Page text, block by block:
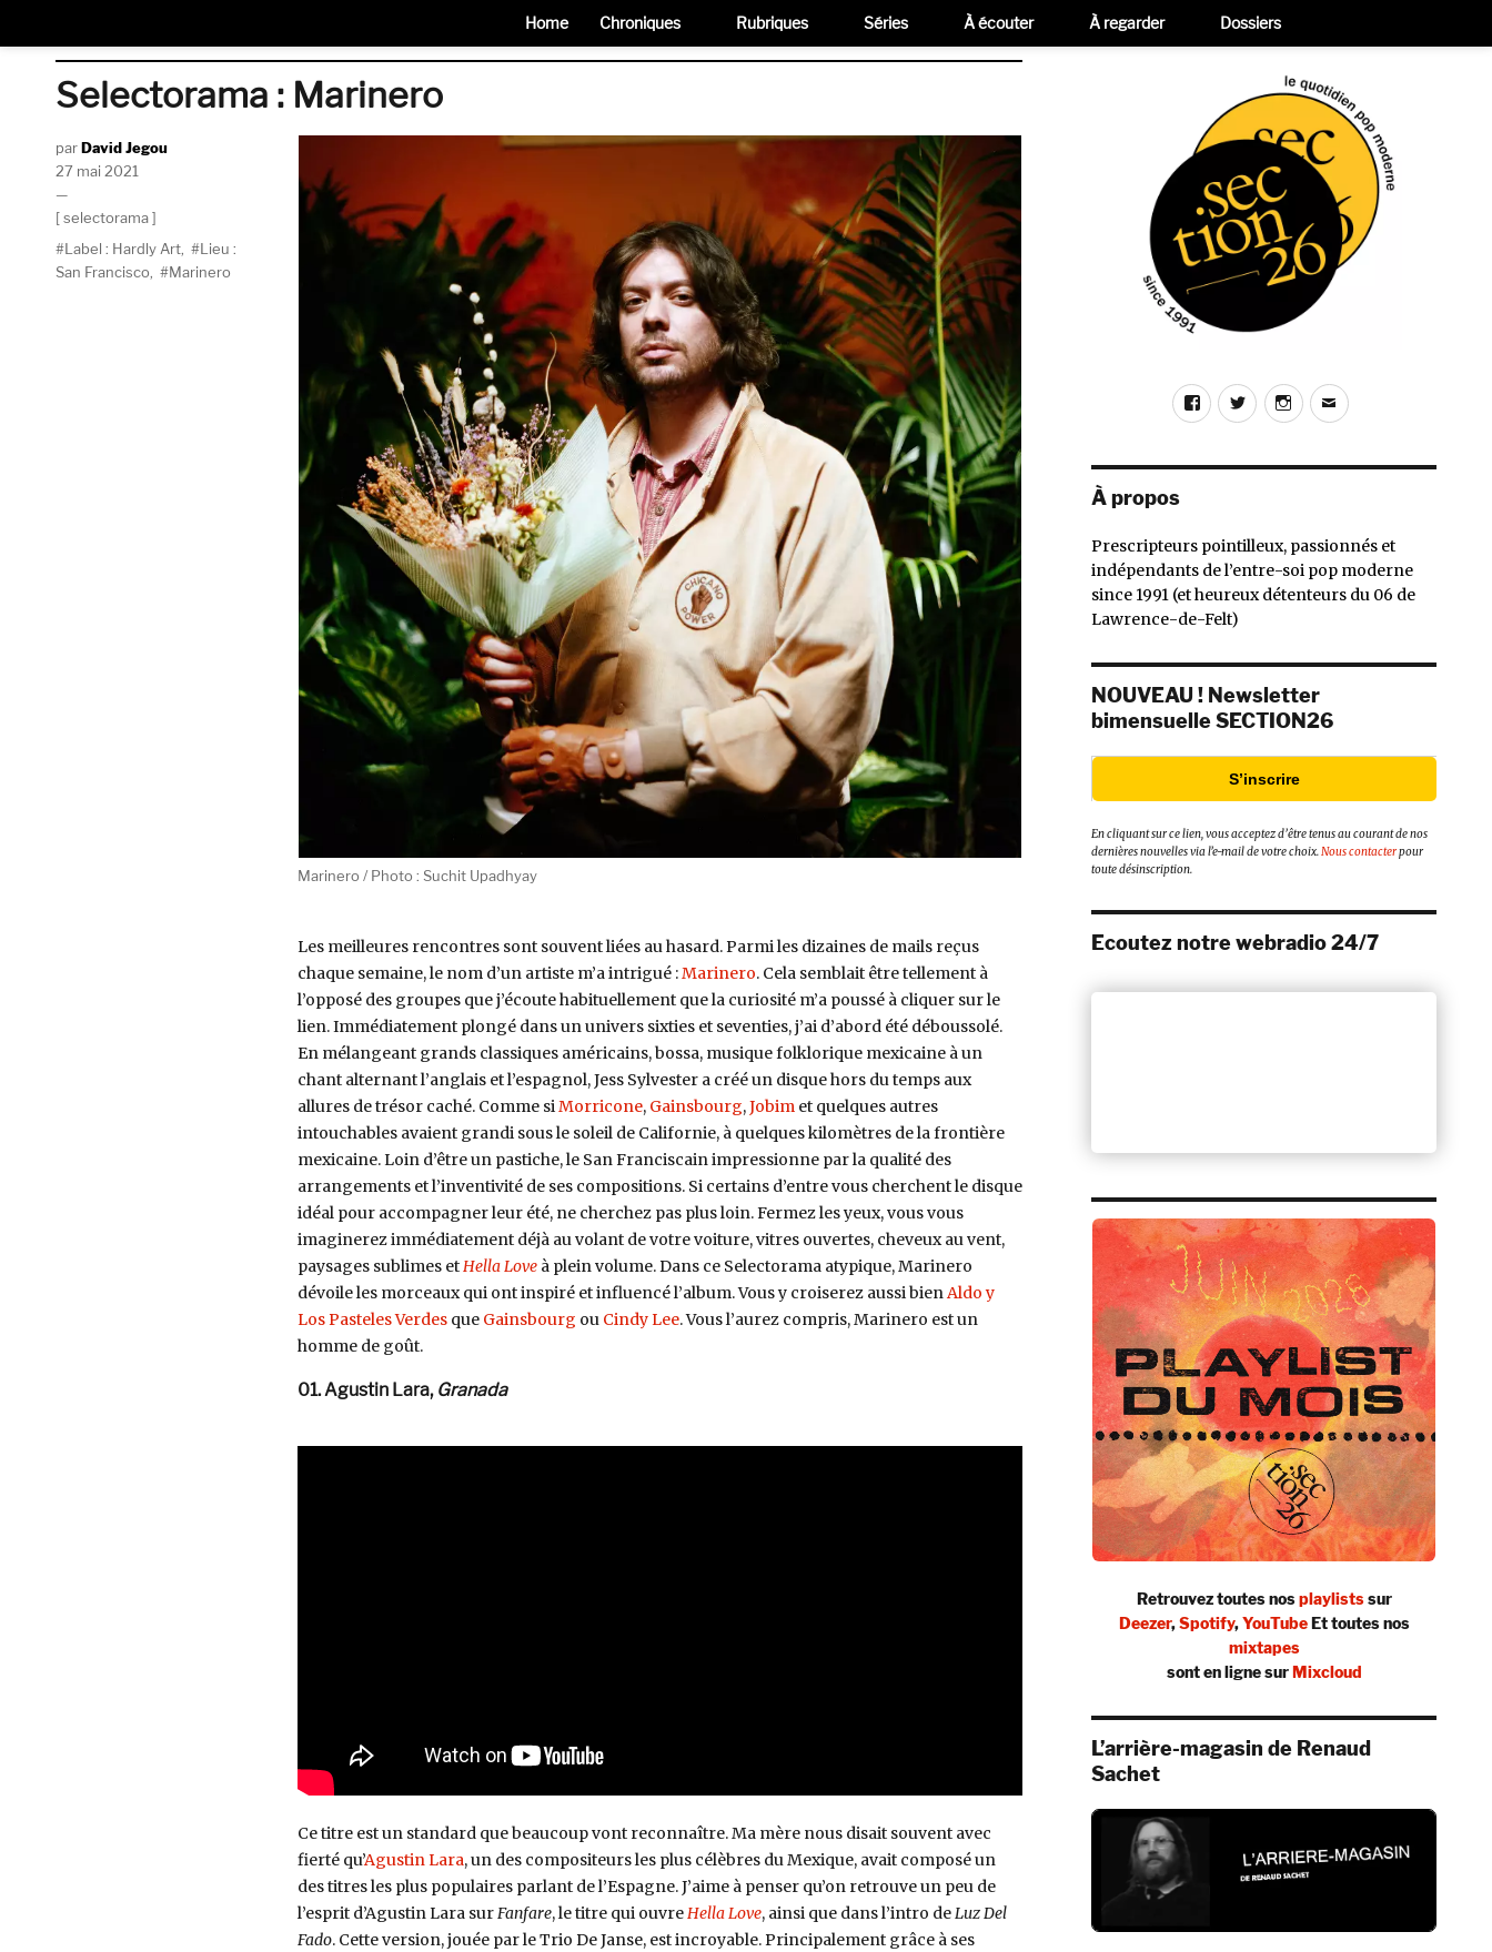
Selectorama : Marinero
Marinero / Photo : Suchit Upadhyay
Les meilleures rencontres sont souvent liées au hasard. Parmi les dizaines de mails reçus
chaque semaine, le nom d’un artiste m’a intrigué :Marinero. Cela semblait être tellement à
l’opposé des groupes que j’écoute habituellement que la curiosité m’a poussé à cliquer sur le
lien. Immédiatement plongé dans un univers sixties et seventies, j’ai d’abord été déboussolé.
En mélangeant grands classiques américains, bossa, musique folklorique mexicaine à un
chant alternant l’anglais et l’espagnol, Jess Sylvester a créé un disque hors du temps aux
allures de trésor caché. Comme siMorricone, Gainsbourg,Jobimet quelques autres
intouchables avaient grandi sous le soleil de Californie, à quelques kilomètres de la frontière
mexicaine. Loin d’être un pastiche, le San Franciscain impressionne par la qualité des
arrangements et l’inventivité de ses compositions. Si certains d’entre vous cherchent le disque
idéal pour accompagner leur été, ne cherchez pas plus loin. Fermez les yeux, vous vous
imaginerez immédiatement déjà au volant de votre voiture, vitres ouvertes, cheveux au vent,
paysages sublimes etHella Loveà plein volume. Dans ce Selectorama atypique, Marinero
dévoile les morceaux qui ont inspiré et influencé l’album. Vous y croiserez aussi bienAldo y
Los Pasteles Verdesque Gainsbourg ou Cindy Lee. Vous l’aurez compris, Marinero est un
homme de goût.
01. Agustin Lara, Granada
Ce titre est un standard que beaucoup vont reconnaître. Ma mère nous disait souvent avec
fierté qu’Agustin Lara, un des compositeurs les plus célèbres du Mexique, avait composé un
des titres les plus populaires parlant de l’Espagne. J’aime à penser qu’on retrouve un peu de
l’esprit d’Agustin Lara surFanfare, le titre qui ouvreHella Love, ainsi que dans l’intro deLuz Del
Fado. Cette version, jouée par le Trio De Janse, est incroyable. Principalement grâce à ses
AuteurDavid Jegou
Publié
le
27 mai 2021
Catégories
selectorama
Étiquettes
Label : Hardly Art
Lieu :
San Francisco
Marinero
FacebookTwitterInstagram
E-
À propos
Prescripteurs pointilleux, passionnés et
indépendants de l’entre-soi pop moderne
since 1991 (et heureux détenteurs du 06 de
Lawrence-de-Felt)
NOUVEAU ! Newsletter
bimensuelle SECTION26
S’inscrire
En cliquant sur ce lien, vous acceptez d’être tenus au courant de nos
dernières nouvelles via l’e-mail de votre choix.Nous contacterpour
toute désinscription.
Ecoutez notre webradio 24/7
Retrouvez toutes nosplaylistssur
Deezer,Spotify,YouTubeEt toutes nos
mixtapes
sont en ligne surMixcloud
L’arrière-magasin de Renaud
Sachet
Home Chroniques Rubriques Séries À écouter À regarder Dossiers